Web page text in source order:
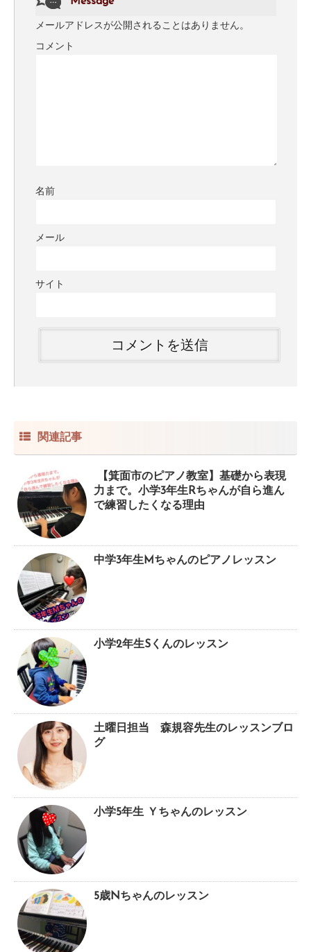
メールアドレスが公開されることはありません。
コメント
名前
メール
サイト
関連記事
【箕面市のピアノ教室】基礎から表現
力まで。小学3年生Rちゃんが自ら進ん
で練習したくなる理由
中学3年生Mちゃんのピアノレッスン
小学2年生Sくんのレッスン
土曜日担当 森規容先生のレッスンブロ
グ
小学5年生 Ｙちゃんのレッスン
5歳Nちゃんのレッスン